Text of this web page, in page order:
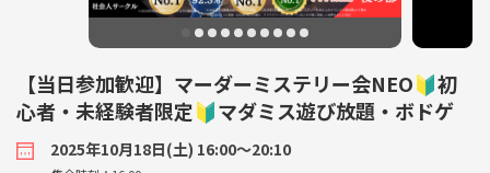
【当日参加歓迎】マーダーミステリー会NEO🔰初
心者・未経験者限定🔰マダミス遊び放題・ボドゲ
2025年10月18日(土) 16:00〜20:10